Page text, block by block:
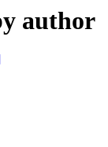
author